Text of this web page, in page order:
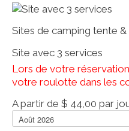
Sites de camping tente
Site avec 3 services
Lors de votre
votre roulotte dans les
A partir de $ 44,00 par